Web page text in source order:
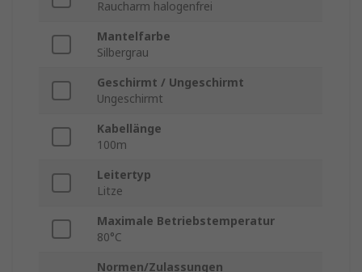
Raucharm halogenfrei
Mantelfarbe
Silbergrau
Geschirmt / Ungeschirmt
Ungeschirmt
Kabellänge
100m
Leitertyp
Litze
Maximale Betriebstemperatur
80°C
Normen/Zulassungen